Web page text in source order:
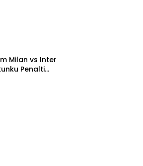
Milan vs Inter
Penalti